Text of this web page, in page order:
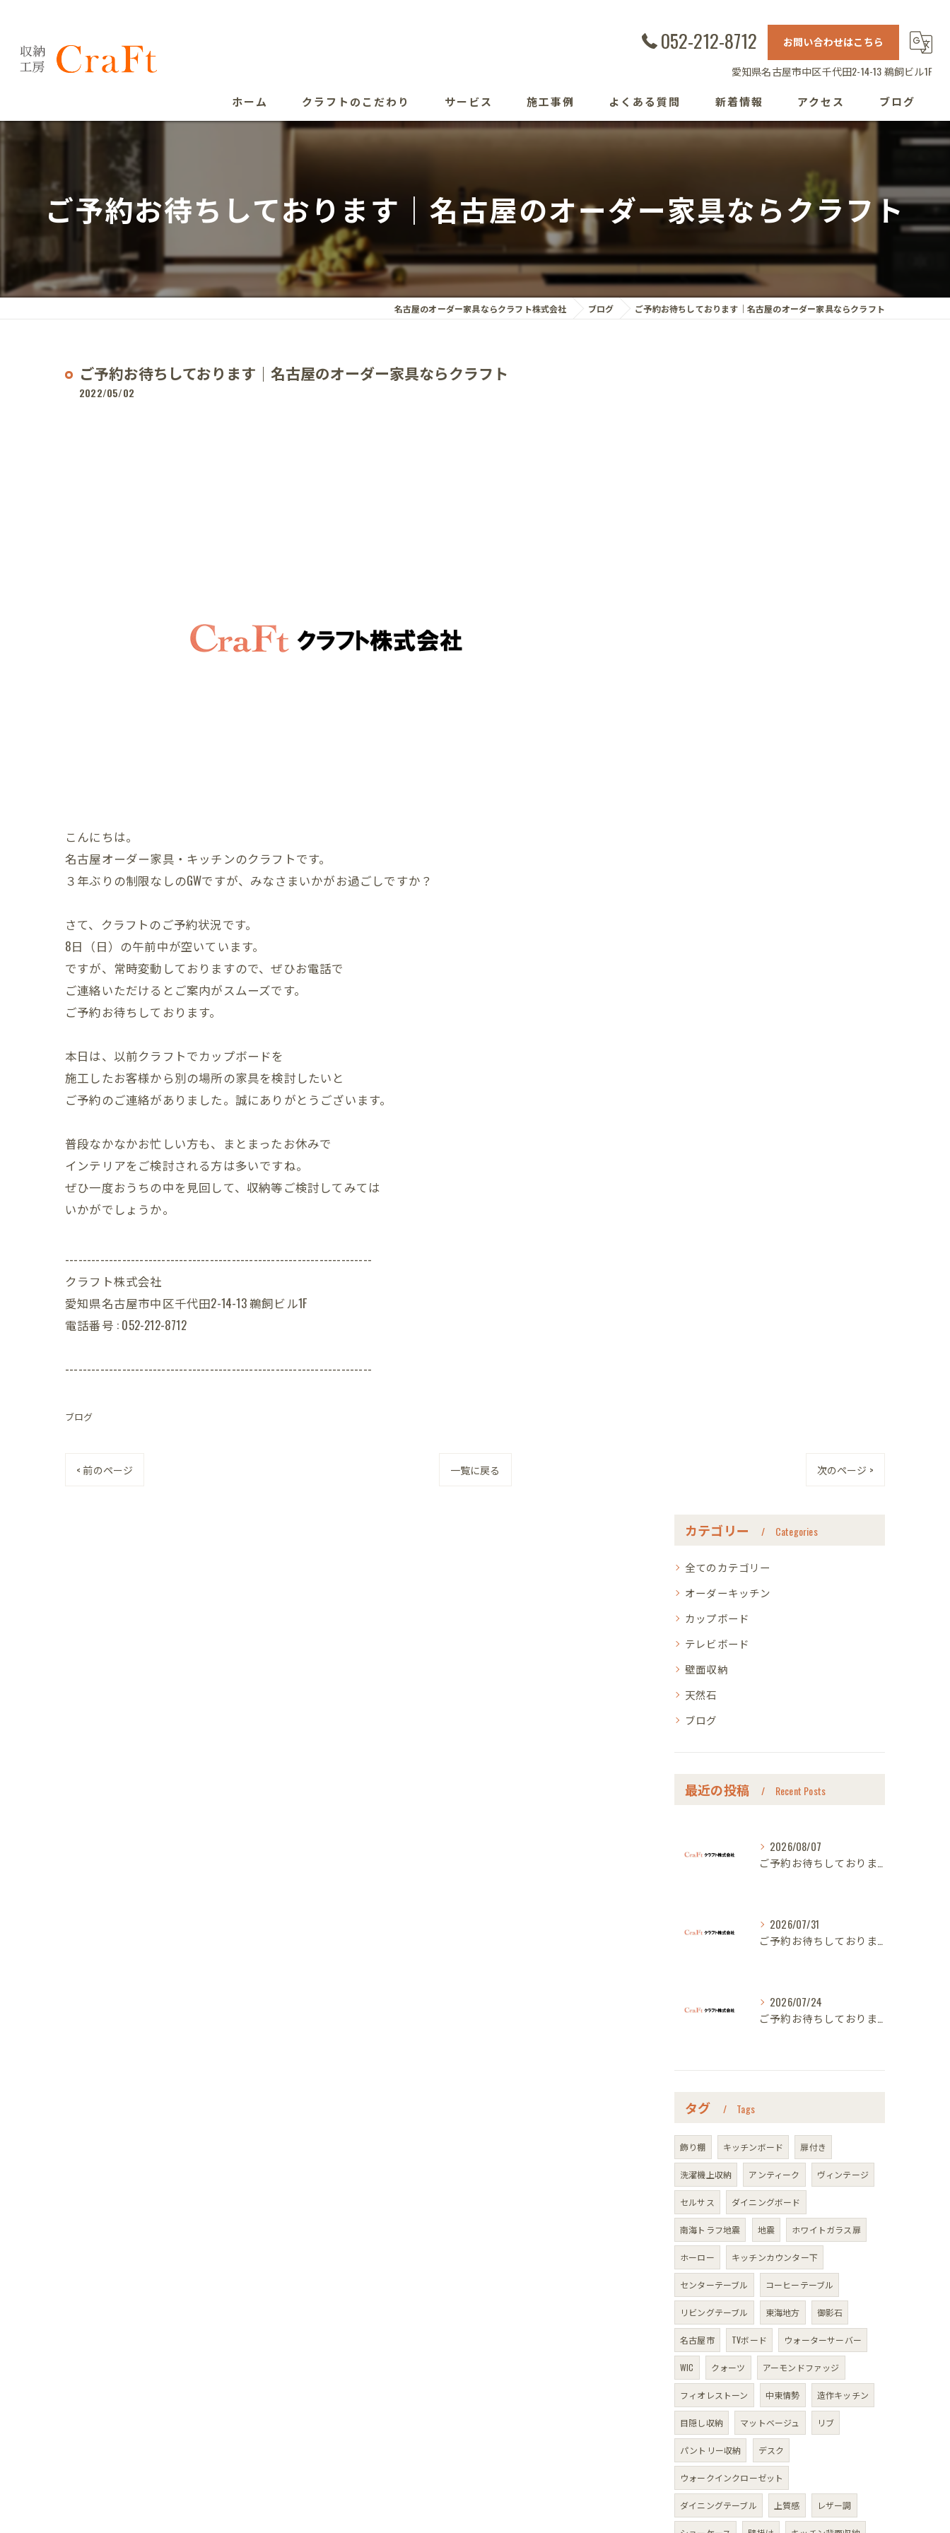
052-212-8712
お問い合わせはこちら
愛知県名古屋市中区千代田2-14-13 鵜飼ビル1F
ホーム クラフトのこだわり サービス 施工事例 よくある質問 新着情報 アクセス ブログ
ご予約お待ちしております｜名古屋のオーダー家具ならクラフト
名古屋のオーダー家具ならクラフト株式会社 ブログ ご予約お待ちしております｜名古屋のオーダー家具ならクラフト
ご予約お待ちしております｜名古屋のオーダー家具ならクラフト
2022/05/02
こんにちは。
名古屋オーダー家具・キッチンのクラフトです。
３年ぶりの制限なしのGWですが、みなさまいかがお過ごしですか？
さて、クラフトのご予約状況です。
8日（日）の午前中が空いています。
ですが、常時変動しておりますので、ぜひお電話で
ご連絡いただけるとご案内がスムーズです。
ご予約お待ちしております。
本日は、以前クラフトでカップボードを
施工したお客様から別の場所の家具を検討したいと
ご予約のご連絡がありました。誠にありがとうございます。
普段なかなかお忙しい方も、まとまったお休みで
インテリアをご検討される方は多いですね。
ぜひ一度おうちの中を見回して、収納等ご検討してみては
いかがでしょうか。
----------------------------------------------------------------------
クラフト株式会社
愛知県名古屋市中区千代田2-14-13 鵜飼ビル1F
電話番号 : 052-212-8712
----------------------------------------------------------------------
ブログ
< 前のページ 一覧に戻る 次のページ >
カテゴリー Categories
全てのカテゴリー
オーダーキッチン
カップボード
テレビボード
壁面収納
天然石
ブログ
最近の投稿 Recent Posts
2026/08/07
ご予約お待ちしております｜名古屋のオーダー家具ならクラフト
2026/07/31
ご予約お待ちしております｜名古屋のオーダー家具ならクラフト
2026/07/24
ご予約お待ちしております｜名古屋のオーダー家具ならクラフト
タグ Tags
飾り棚 キッチンボード 扉付き
洗濯機上収納 アンティーク ヴィンテージ
セルサス ダイニングボード
南海トラフ地震 地震 ホワイトガラス扉
ホーロー キッチンカウンター下
センターテーブル コーヒーテーブル
リビングテーブル 東海地方 御影石
名古屋市 TVボード ウォーターサーバー
WIC クォーツ アーモンドファッジ
フィオレストーン 中東情勢 造作キッチン
目隠し収納 マットベージュ リブ
パントリー収納 デスク
ウォークインクローゼット
ダイニングテーブル 上質感 レザー調